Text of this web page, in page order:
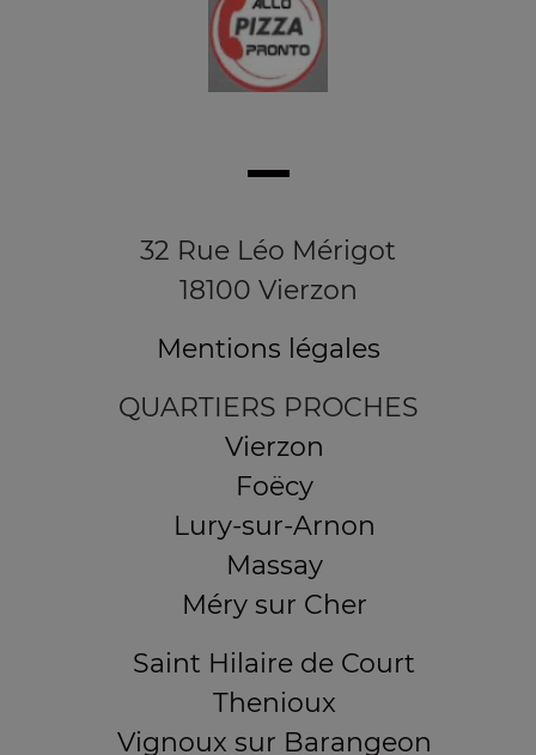
32 Rue Léo Mérigot
18100 Vierzon
Mentions légales
QUARTIERS PROCHES
Vierzon
Foëcy
Lury-sur-Arnon
Massay
Méry sur Cher
Saint Hilaire de Court
Thenioux
Vignoux sur Barangeon